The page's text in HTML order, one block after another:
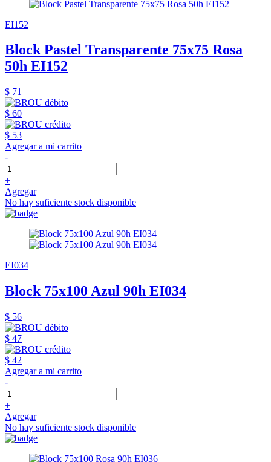
EI152
Block Pastel Transparente 75x75 Rosa
50h EI152
$ 71
$ 60
$ 53
Agregar a mi carrito
-
+
Agregar
No hay suficiente stock disponible
EI034
Block 75x100 Azul 90h EI034
$ 56
$ 47
$ 42
Agregar a mi carrito
-
+
Agregar
No hay suficiente stock disponible